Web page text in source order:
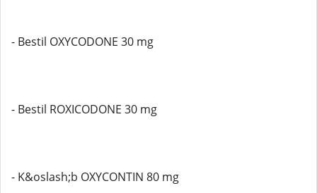
- Bestil OXYCODONE 30 mg
- Bestil ROXICODONE 30 mg
- K&oslash;b OXYCONTIN 80 mg